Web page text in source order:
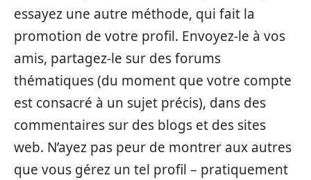
essayez une autre méthode, qui fait la
promotion de votre profil. Envoyez-le à vos
amis, partagez-le sur des forums
thématiques (du moment que votre compte
est consacré à un sujet précis), dans des
commentaires sur des blogs et des sites
web. N’ayez pas peur de montrer aux autres
que vous gérez un tel profil – pratiquement